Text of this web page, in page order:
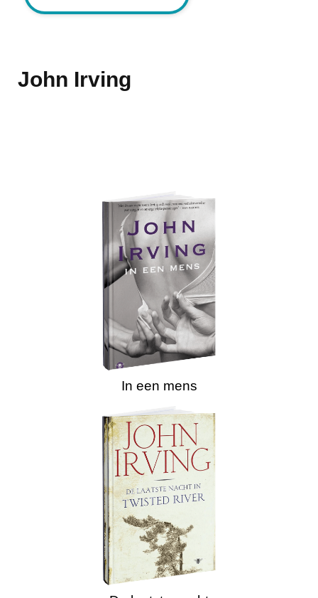
John Irving
In een mens